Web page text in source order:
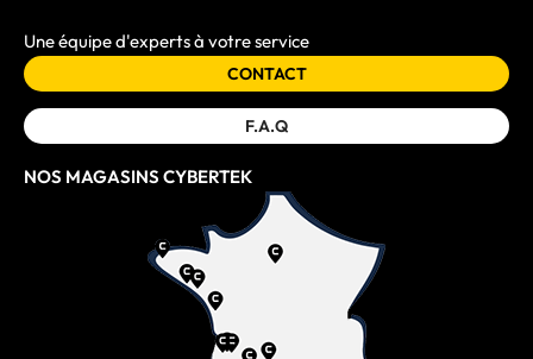
Une équipe d'experts à votre service
CONTACT
F.A.Q
NOS MAGASINS CYBERTEK